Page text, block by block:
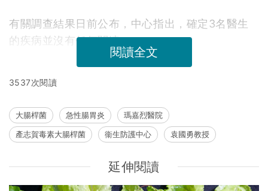
有關調查結果日前公布，中心指出，確定3名醫生
的疾病並沒有任何關連。
閱讀全文
3537次閱讀
大腸桿菌 急性腸胃炎
瑪嘉烈醫院
產志賀毒素大腸桿菌
衞生防護中心 袁國勇教授
延伸閱讀